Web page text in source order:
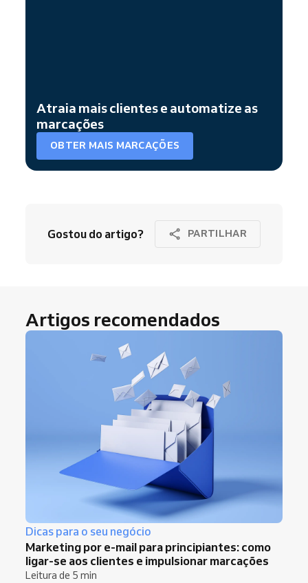
Atraia mais clientes e automatize as
marcações
OBTER MAIS MARCAÇÕES
Gostou do artigo? PARTILHAR
Artigos recomendados
Dicas para o seu negócio
Marketing por e-mail para principiantes: como
ligar-se aos clientes e impulsionar marcações
Leitura de 5 min